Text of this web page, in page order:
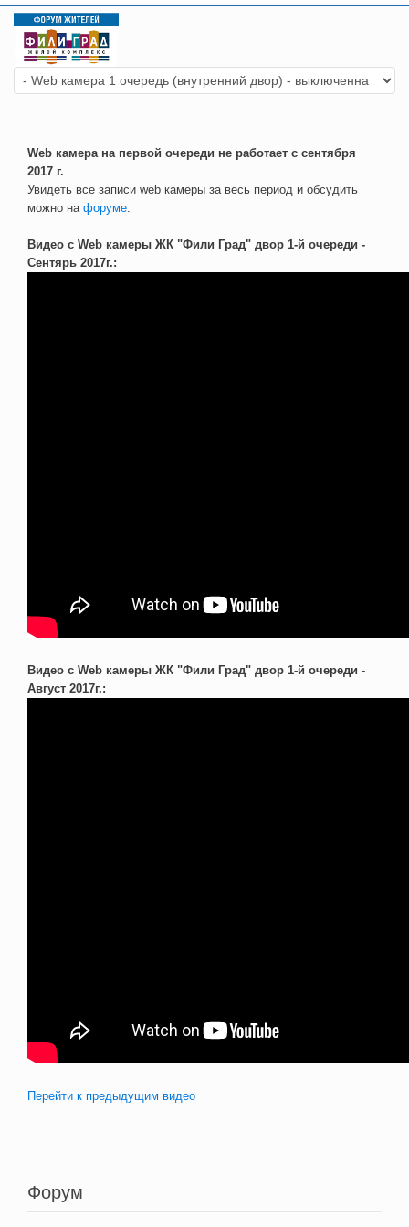
Web камера на первой очереди не работает с сентября
2017 г.
Увидеть все записи web камеры за весь период и обсудить
можно на форуме.
Видео с Web камеры ЖК "Фили Град" двор 1-й очереди -
Сентярь 2017г.:
Видео с Web камеры ЖК "Фили Град" двор 1-й очереди -
Август 2017г.:
Перейти к предыдущим видео
Форум